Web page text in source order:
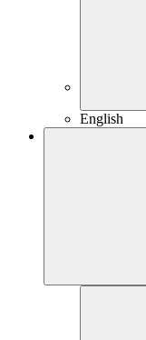
English